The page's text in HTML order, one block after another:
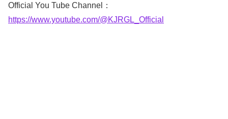
Official You Tube Channel：
https://www.youtube.com/@KJRGL_Official